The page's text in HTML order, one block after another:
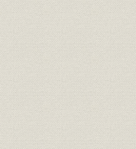
第三項 経営方針
第二節 復興期の営業
第一項 営業の概況
第二項 保険種類の改訂
第三項 販売体制
第四項 挙社体制の強化
第五項 PR活動
第三節 資産運用および損益